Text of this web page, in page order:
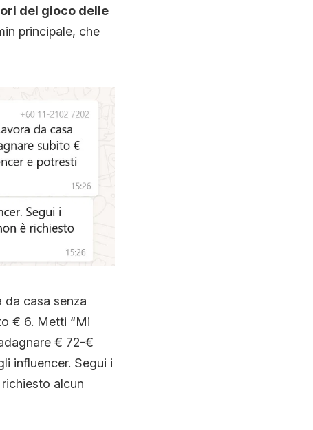
del gioco delle
principale, che
da casa senza
€ 6. Metti “Mi
€ 72-€
influencer. Segui i
alcun